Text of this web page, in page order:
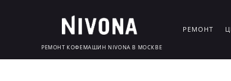
РЕМОНТ КОФЕМАШИН NIVONA В МОСКВЕ
РЕМОНТ